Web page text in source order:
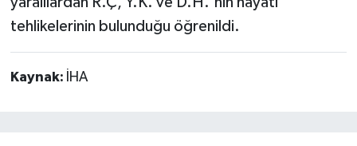
tehlikelerinin bulunduğu öğrenildi.
Kaynak: İHA